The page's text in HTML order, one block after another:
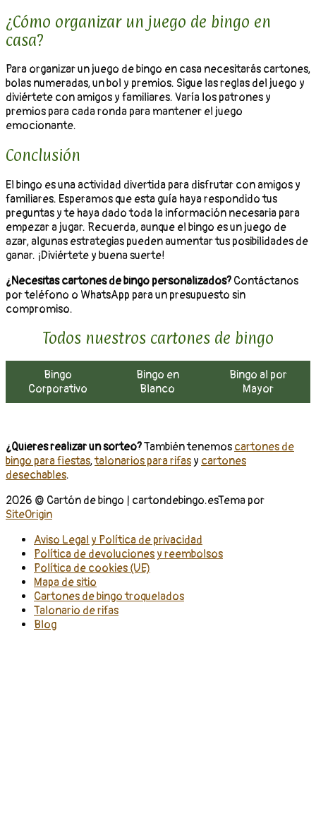
¿Cómo organizar un juego de bingo en
casa?
Para organizar un juego de bingo en casa necesitarás cartones,
bolas numeradas, un bol y premios. Sigue las reglas del juego y
diviértete con amigos y familiares. Varía los patrones y
premios para cada ronda para mantener el juego
emocionante.
Conclusión
El bingo es una actividad divertida para disfrutar con amigos y
familiares. Esperamos que esta guía haya respondido tus
preguntas y te haya dado toda la información necesaria para
empezar a jugar. Recuerda, aunque el bingo es un juego de
azar, algunas estrategias pueden aumentar tus posibilidades de
ganar. ¡Diviértete y buena suerte!
¿Necesitas cartones de bingo personalizados? Contáctanos
por teléfono o WhatsApp para un presupuesto sin
compromiso.
Todos nuestros cartones de bingo
Bingo
Corporativo
Bingo en
Blanco
Bingo al por
Mayor
¿Quieres realizar un sorteo?También tenemos cartones de
bingo para fiestas,talonarios para rifas y cartones
desechables.
2026 © Cartón de bingo | cartondebingo.esTema por
SiteOrigin
Aviso Legal y Política de privacidad
Política de devoluciones y reembolsos
Política de cookies (UE)
Mapa de sitio
Cartones de bingo troquelados
Talonario de rifas
Blog